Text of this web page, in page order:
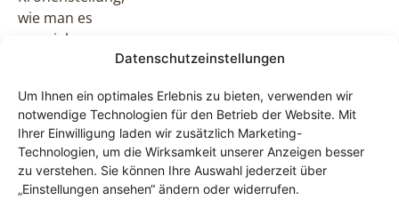
Datenschutzeinstellungen
Um Ihnen ein optimales Erlebnis zu bieten, verwenden wir
notwendige Technologien für den Betrieb der Website. Mit
Ihrer Einwilligung laden wir zusätzlich Marketing-
Technologien, um die Wirksamkeit unserer Anzeigen besser
zu verstehen. Sie können Ihre Auswahl jederzeit über
„Einstellungen ansehen“ ändern oder widerrufen.
wie man es
von vielen
Armbanduhren
Unterschiede
helfen bei der
groben
Einordnung,
sind aber